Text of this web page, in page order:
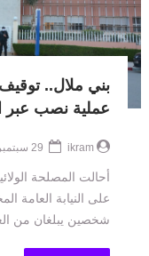
بني ملال..
عملية نصب عبر
ikram
أحالت المصلحة
شخصين يبلغان من